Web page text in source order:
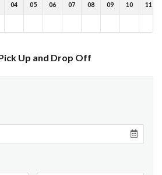
04 05 06 07 08 09 10 11
Up and Drop Off